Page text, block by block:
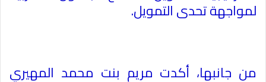
لمواجهة تحدى التمويل.
من جانبها، أكدت مريم بنت محمد المهيري